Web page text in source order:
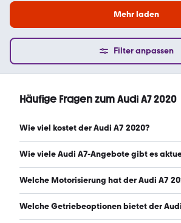
Mehr laden
Filter anpassen
Häufige Fragen zum Audi A7 2020
Wie viel kostet der Audi A7 2020?
Ein guter Preis für einen Audi A7 2020
Wie viele Audi A7-Angebote gibt es
Es gibt insgesamt 39 Audi A7 bei
Welche Motorisierung hat der Audi A7
Der Audi A7 2020 hat Leistungen
Welche Getriebeoptionen bietet der